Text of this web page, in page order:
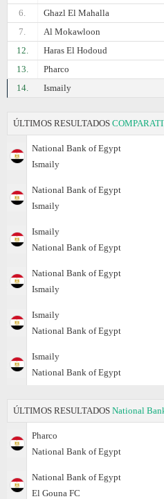
6.
Ghazl El Mahalla
7.
Al Mokawloon
12.
Haras El Hodoud
13.
Pharco
14.
Ismaily
ÚLTIMOS RESULTADOS
National Bank of Egypt
Ismaily
National Bank of Egypt
Ismaily
Ismaily
National Bank of Egypt
National Bank of Egypt
Ismaily
Ismaily
National Bank of Egypt
Ismaily
National Bank of Egypt
ÚLTIMOS RESULTADOS National
Pharco
National Bank of Egypt
National Bank of Egypt
El Gouna FC